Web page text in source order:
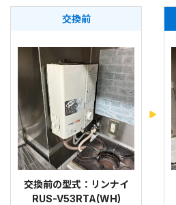
交換前
交換前の型式：リンナイ
RUS-V53RTA(WH)